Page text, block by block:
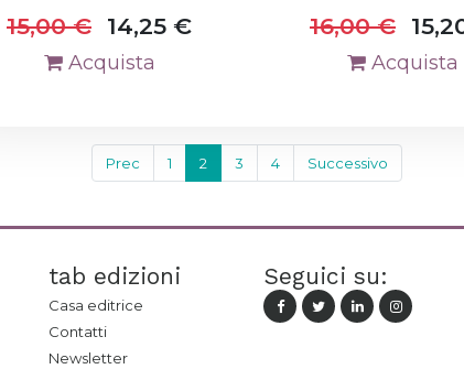
15,00€ 14,25 €
Acquista
16,00€
Acquista
Prec 1 2 3 4 Successivo
tab edizioni
Casa editrice
Contatti
Newsletter
Seguici su: